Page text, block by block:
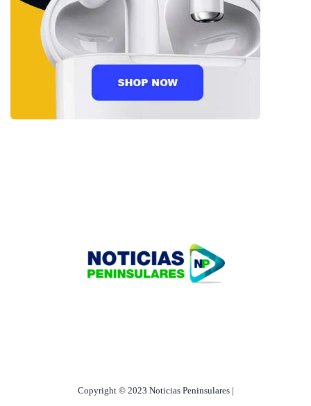
Copyright © 2023 Noticias Peninsulares |